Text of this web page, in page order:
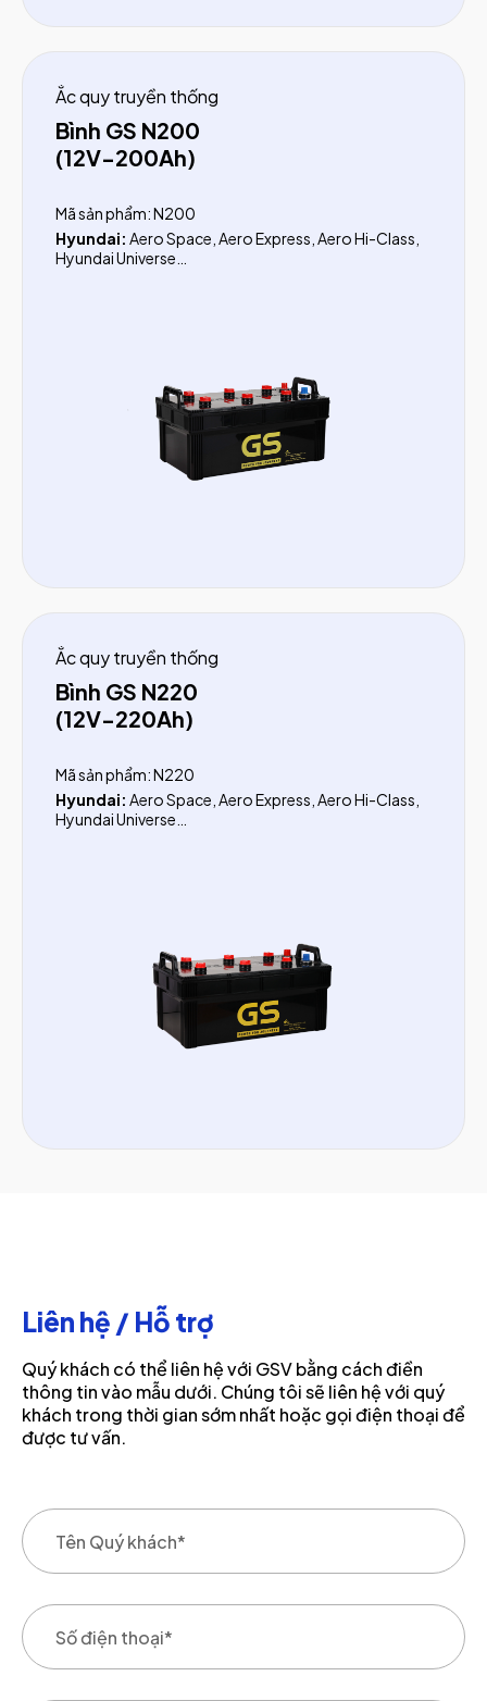
Ắc quy truyền thống
Bình GS N200
(12V-200Ah)
Mã sản phẩm: N200
Hyundai: Aero Space, Aero Express, Aero Hi-Class,
Hyundai Universe
Ắc quy truyền thống
Bình GS N220
(12V-220Ah)
Mã sản phẩm: N220
Hyundai: Aero Space, Aero Express, Aero Hi-Class,
Hyundai Universe
Liên hệ / Hỗ trợ
Quý khách có thể liên hệ với GSV bằng cách điền
thông tin vào mẫu dưới. Chúng tôi sẽ liên hệ với quý
khách trong thời gian sớm nhất hoặc gọi điện thoại để
được tư vấn.